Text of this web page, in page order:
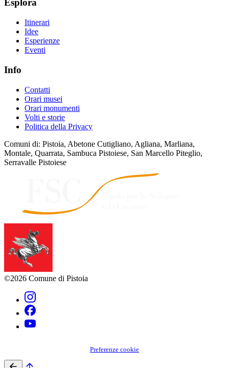
Esplora
Itinerari
Idee
Esperienze
Eventi
Info
Contatti
Orari musei
Orari monumenti
Volti e storie
Politica della Privacy
Comuni di: Pistoia, Abetone Cutigliano, Agliana, Marliana,
Montale, Quarrata, Sambuca Pistoiese, San Marcello Piteglio,
Serravalle Pistoiese
©2026 Comune di Pistoia
Preferenze cookie